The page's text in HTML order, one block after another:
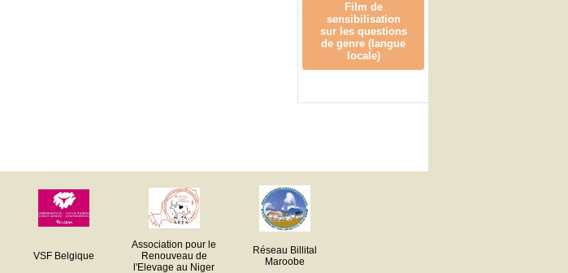
Film de
sensibilisation
sur les questions
de genre (langue
locale)
VSF Belgique
Association pour le
Renouveau de
l'Elevage au Niger
Réseau Billital
Maroobe